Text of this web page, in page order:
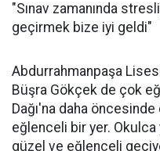
"Sınav zamanında
geçirmek bize iyi geldi"
Abdurrahmanpaşa
Büşra Gökçek de çok
Dağı'na daha
eğlenceli bir yer. Okulca
güzel ve eğlenceli